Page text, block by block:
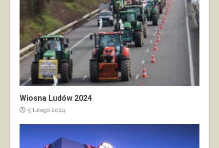
Wiosna Ludów 2024
9 lutego 2024